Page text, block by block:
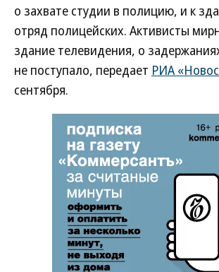
о захвате студии в полицию, и к
отряд полицейских. Активисты
здание телевидения, о
не поступало, передает РИА
сентября.